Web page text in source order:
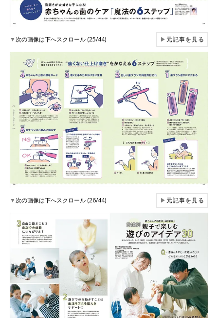
▼次の画像は下へスクロール (25/44) ▶元記事を見る
▼次の画像は下へスクロール (26/44) ▶元記事を見る